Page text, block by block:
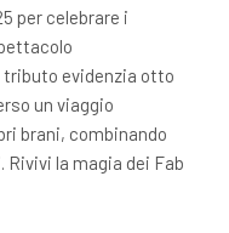
per celebrare i
tributo evidenzia otto
un viaggio
brani, combinando
Rivivi la magia dei Fab